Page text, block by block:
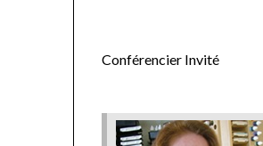
Conférencier Invité